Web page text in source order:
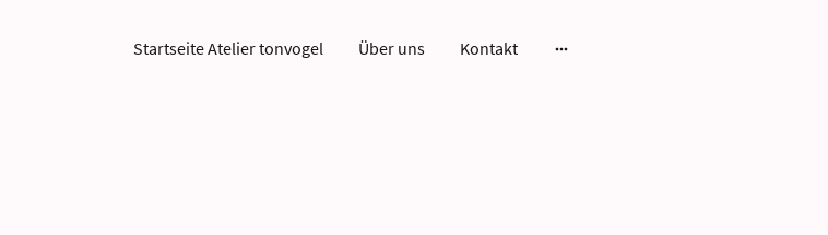
Startseite Atelier tonvogel Über uns Kontakt